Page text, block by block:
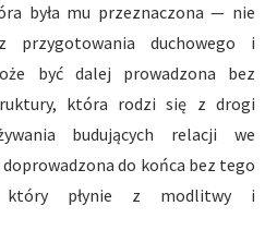
była mu przeznaczona — nie
przygotowania duchowego i
być dalej prowadzona bez
która rodzi się z drogi
budujących relacji we
do końca bez tego
który płynie z modlitwy i